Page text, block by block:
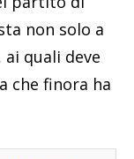
non solo a
quali deve
che finora ha